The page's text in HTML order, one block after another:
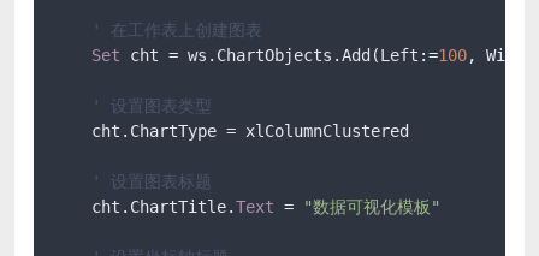
' 在工作表上创建图表
Set cht = ws.ChartObjects.Add(Left:=100,
' 设置图表类型
    cht.ChartType = xlColumnClustered
' 设置图表标题
    cht.ChartTitle.
Text = "数据可视化模板"